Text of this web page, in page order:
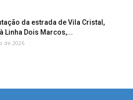
da estrada de Vila Cristal,
Linha Dois Marcos,...
de 2026